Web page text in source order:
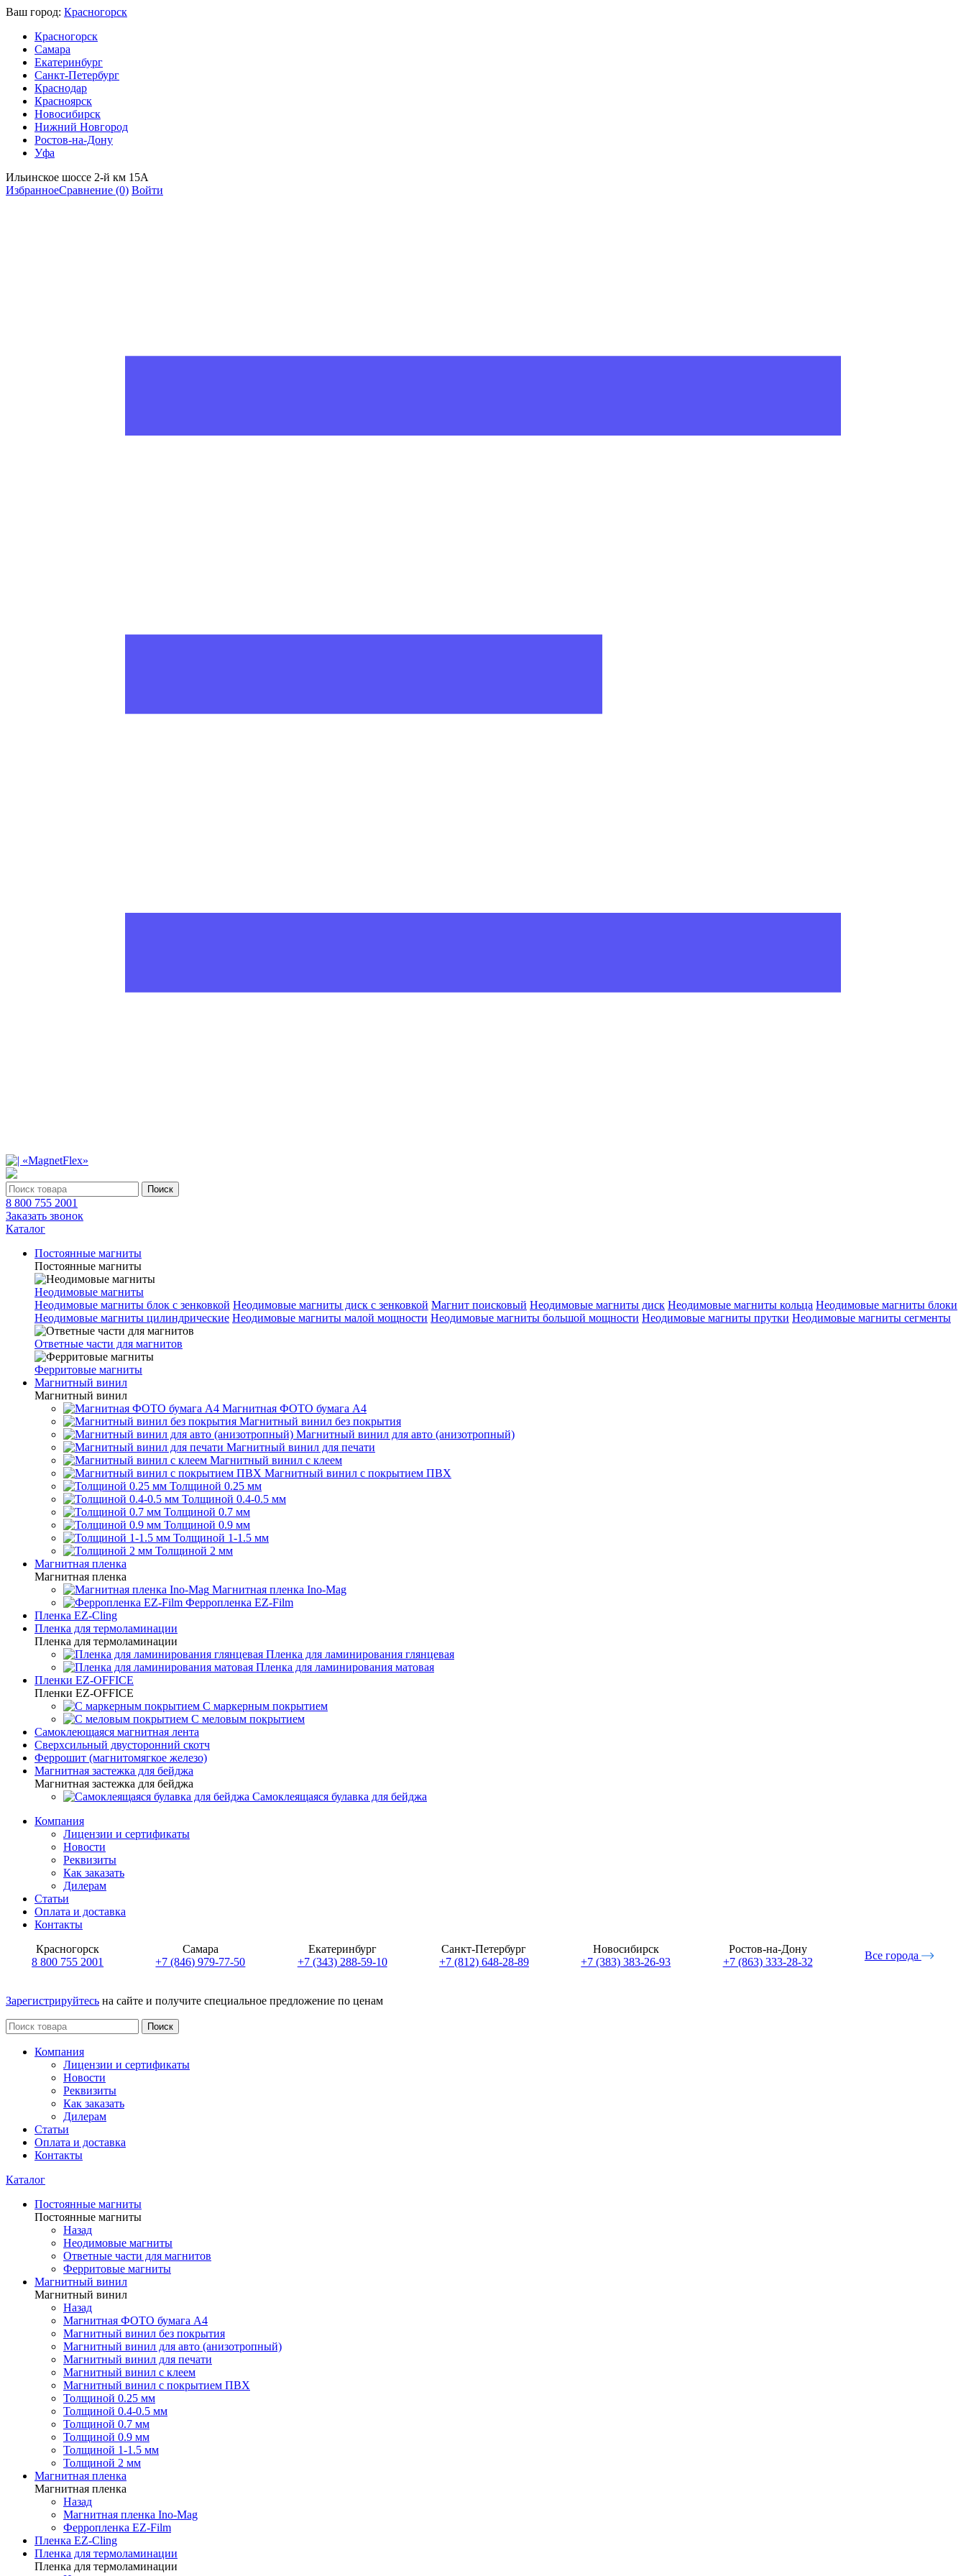
Ваш город: Красногорск
Красногорск
Самара
Екатеринбург
Санкт-Петербург
Краснодар
Красноярск
Новосибирск
Нижний Новгород
Ростов-на-Дону
Уфа
Ильинское шоссе 2-й км 15А
ИзбранноеСравнение (0) Войти
Поиск
8 800 755 2001
Заказать звонок
Каталог
Постоянные магниты
Постоянные магниты
Неодимовые магниты
Неодимовые магниты блок с зенковкой Неодимовые магниты диск с зенковкой Магнит поисковый Неодимовые магниты диск Неодимовые магниты кольца Неодимовые магниты блоки
Неодимовые магниты цилиндрические Неодимовые магниты малой мощности Неодимовые магниты большой мощности Неодимовые магниты прутки Неодимовые магниты сегменты
Ответные части для магнитов
Ферритовые магниты
Магнитный винил
Магнитный винил
Магнитная ФОТО бумага А4
Магнитный винил без покрытия
Магнитный винил для авто (анизотропный)
Магнитный винил для печати
Магнитный винил с клеем
Магнитный винил с покрытием ПВХ
Толщиной 0.25 мм
Толщиной 0.4-0.5 мм
Толщиной 0.7 мм
Толщиной 0.9 мм
Толщиной 1-1.5 мм
Толщиной 2 мм
Магнитная пленка
Магнитная пленка
Магнитная пленка Ino-Mag
Ферропленка EZ-Film
Пленка EZ-Cling
Пленка для термоламинации
Пленка для термоламинации
Пленка для ламинирования глянцевая
Пленка для ламинирования матовая
Пленки EZ-OFFICE
Пленки EZ-OFFICE
С маркерным покрытием
С меловым покрытием
Самоклеющаяся магнитная лента
Сверхсильный двусторонний скотч
Феррошит (магнитомягкое железо)
Магнитная застежка для бейджа
Магнитная застежка для бейджа
Самоклеящаяся булавка для бейджа
Компания
Лицензии и сертификаты
Новости
Реквизиты
Как заказать
Дилерам
Статьи
Оплата и доставка
Контакты
Красногорск
8 800 755 2001
Самара
+7 (846) 979-77-50
Екатеринбург
+7 (343) 288-59-10
Санкт-Петербург
+7 (812) 648-28-89
Новосибирск
+7 (383) 383-26-93
Ростов-на-Дону
+7 (863) 333-28-32
Все города
Зарегистрируйтесь на сайте и получите специальное предложение по ценам
Поиск
Компания
Лицензии и сертификаты
Новости
Реквизиты
Как заказать
Дилерам
Статьи
Оплата и доставка
Контакты
Каталог
Постоянные магниты
Постоянные магниты
Назад
Неодимовые магниты
Ответные части для магнитов
Ферритовые магниты
Магнитный винил
Магнитный винил
Назад
Магнитная ФОТО бумага А4
Магнитный винил без покрытия
Магнитный винил для авто (анизотропный)
Магнитный винил для печати
Магнитный винил с клеем
Магнитный винил с покрытием ПВХ
Толщиной 0.25 мм
Толщиной 0.4-0.5 мм
Толщиной 0.7 мм
Толщиной 0.9 мм
Толщиной 1-1.5 мм
Толщиной 2 мм
Магнитная пленка
Магнитная пленка
Назад
Магнитная пленка Ino-Mag
Ферропленка EZ-Film
Пленка EZ-Cling
Пленка для термоламинации
Пленка для термоламинации